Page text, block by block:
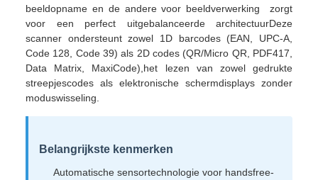
beeldopname en de andere voor beeldverwerking  zorgt
voor een perfect uitgebalanceerde architectuurDeze
scanner ondersteunt zowel 1D barcodes (EAN, UPC-A,
Code 128, Code 39) als 2D codes (QR/Micro QR, PDF417,
Data Matrix, MaxiCode),het lezen van zowel gedrukte
streepjescodes als elektronische schermdisplays zonder
moduswisseling.
Belangrijkste kenmerken
Automatische sensortechnologie voor handsfree-